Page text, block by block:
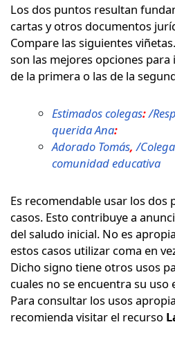
Los dos puntos resultan
cartas y otros documentos
Compare las siguientes
son las mejores opciones para
de la primera o las de la
Estimados colegas:/
querida Ana:
Adorado Tomás,/
comunidad educativa
Es recomendable usar los dos
casos. Esto contribuye a
del saludo inicial. No es
estos casos utilizar coma en
Dicho signo tiene otros usos
cuales no se encuentra su
Para consultar los usos
recomienda visitar el recurso